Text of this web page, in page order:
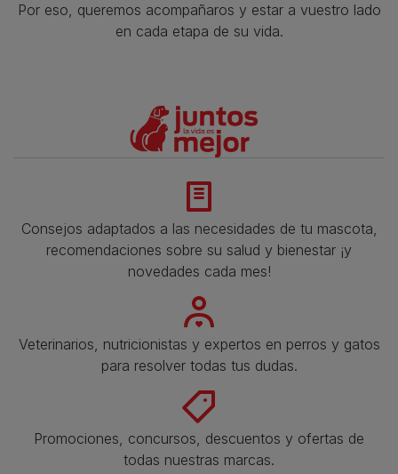
Por eso, queremos acompañaros y estar a vuestro lado
en cada etapa de su vida.​
Consejos adaptados a las necesidades de tu mascota,
recomendaciones sobre su salud y bienestar ¡y
novedades cada mes!
Veterinarios, nutricionistas y expertos en perros y gatos
para resolver todas tus dudas.​
Promociones, concursos, descuentos y ofertas de
todas nuestras marcas.​